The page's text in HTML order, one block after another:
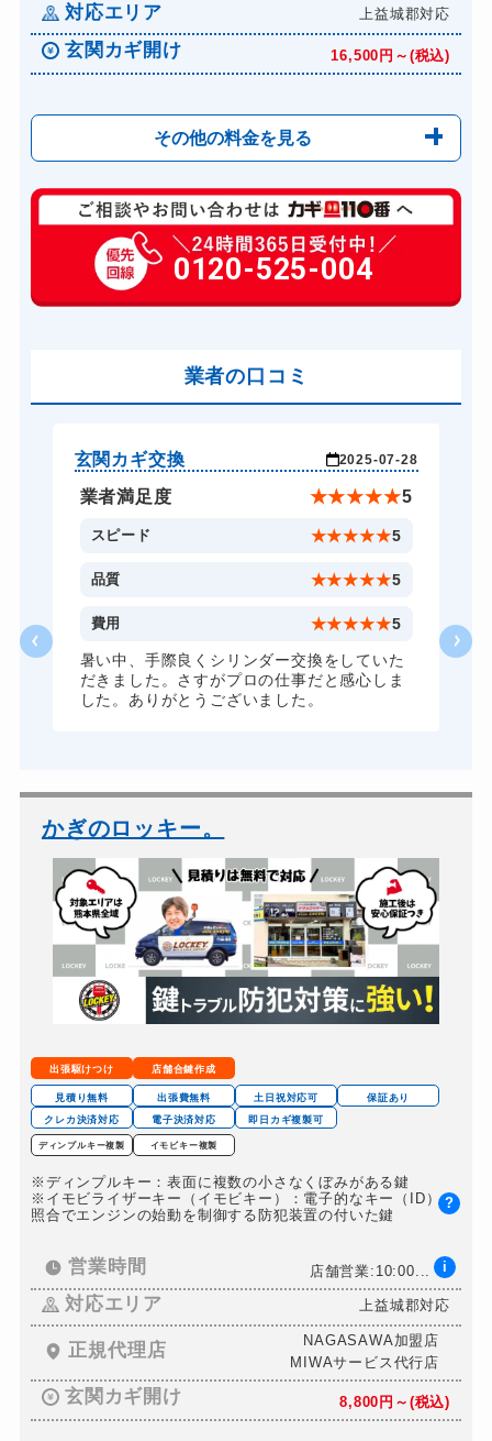
対応エリア 上益城郡対応
玄関カギ開け 16,500円～(税込)
その他の料金を見る
玄関カギ修理 13,200円～(税込)
玄関カギ交換 別途お見積り
車カギ開け 16,500円～(税込)
ロッカーカギ開け
ドアノブカギ交換 別途お見積り
0120-525-004
業者の口コミ
玄関カギ交換 2025-07-28
業者満足度 ★★★★★5
スピード ★★★★★5
品質 ★★★★★5
費用 ★★★★★5
暑い中、手際良くシリンダー交換をしていた
だきました。さすがプロの仕事だと感心しま
した。ありがとうございました。
かぎのロッキー。
出張駆けつけ 店舗合鍵作成
見積り無料 出張費無料 土日祝対応可
保証あり
クレカ決済対応
電子決済対応 即日カギ複製可
ディンプルキー複製 イモビキー複製
※ディンプルキー：表面に複数の小さなくぼみがある鍵
※イモビライザーキー（イモビキー）：電子的なキー（ID）の
照合でエンジンの始動を制御する防犯装置の付いた鍵
営業時間 店舗営業:10:00... i
対応エリア 上益城郡対応
正規代理店
NAGASAWA加盟店
MIWAサービス代行店
?
玄関カギ開け 8,800円～(税込)